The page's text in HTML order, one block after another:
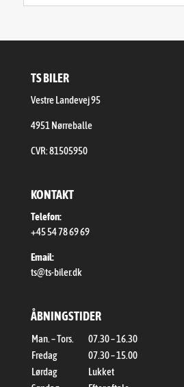
TS BILER
Vestre Landevej 95
4951 Nørreballe
CVR: 81505950
KONTAKT
Telefon:
+45 54 78 69 69
Email:
ts@ts-biler.dk
ÅBNINGSTIDER
Man. – Tors.
07.30 – 16.30
Fredag
07.30 – 15.00
Lørdag
Lukket